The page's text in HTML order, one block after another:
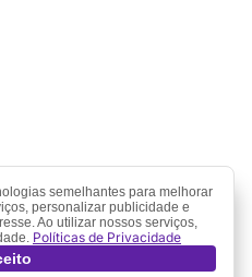
semelhantes para melhorar
personalizar publicidade e
Ao utilizar nossos serviços,
Políticas de Privacidade